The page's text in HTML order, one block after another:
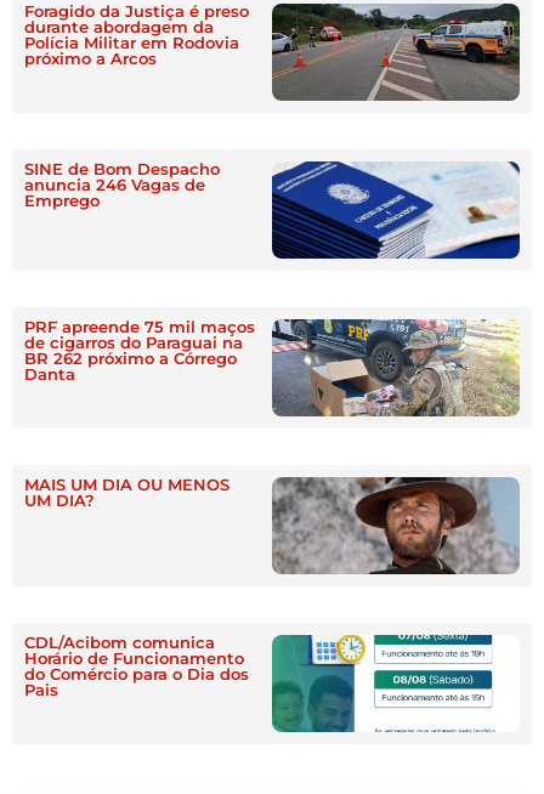
Foragido da Justiça é preso
durante abordagem da
Polícia Militar em Rodovia
próximo a Arcos
SINE de Bom Despacho
anuncia 246 Vagas de
Emprego
PRF apreende 75 mil maços
de cigarros do Paraguai na
BR 262 próximo a Córrego
Danta
MAIS UM DIA OU MENOS
UM DIA?
CDL/Acibom comunica
Horário de Funcionamento
do Comércio para o Dia dos
Pais